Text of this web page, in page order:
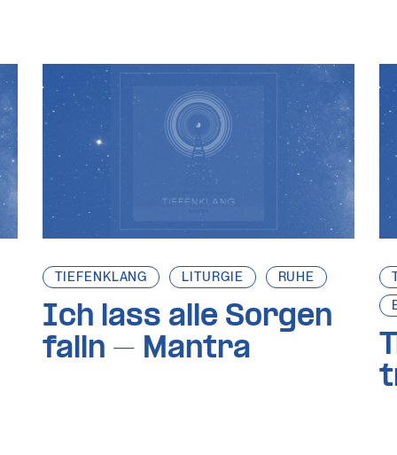
TIEFENKLANG LITURGIE RUHE
Ich lass alle Sorgen
falln – Mantra